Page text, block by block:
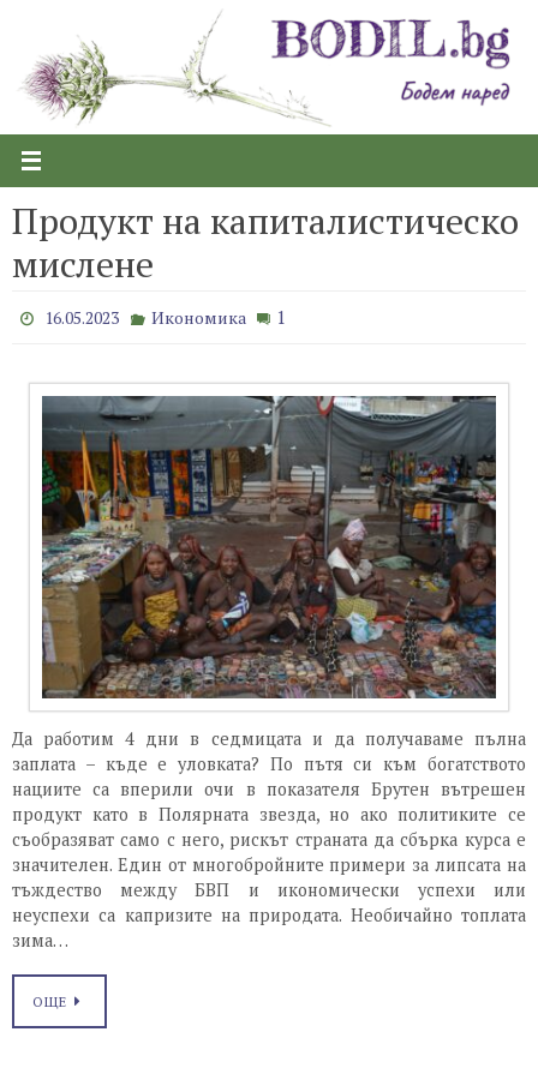
content
Продукт на капиталистическо
мислене
16.05.2023 Икономика 1
Да работим 4 дни в седмицата и да получаваме пълна
заплата – къде е уловката? По пътя си към богатството
нациите са вперили очи в показателя Брутен вътрешен
продукт като в Полярната звезда, но ако политиките се
съобразяват само с него, рискът страната да сбърка курса е
значителен. Един от многобройните примери за липсата на
тъждество между БВП и икономически успехи или
неуспехи са капризите на природата. Необичайно топлата
зима…
ОЩЕ